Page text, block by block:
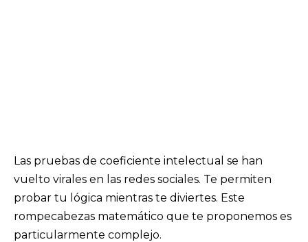
Las pruebas de coeficiente intelectual se han
vuelto virales en las redes sociales. Te permiten
probar tu lógica mientras te diviertes. Este
rompecabezas matemático que te proponemos es
particularmente complejo.